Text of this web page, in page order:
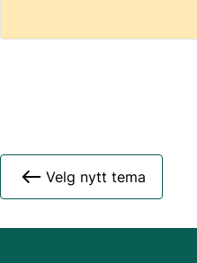
Velg nytt tema